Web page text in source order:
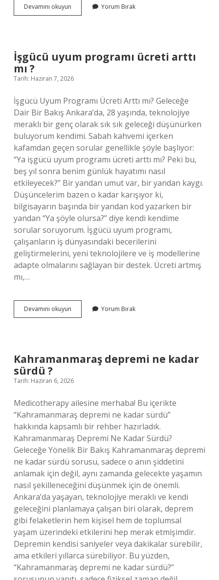
Devamını okuyun Dünyada
kadınlara
ilk
verdi
Yorum Bırak
İşgücü uyum programı ücreti arttı
mı ?
Tarih: Haziran 7, 2026
İşgücü Uyum Programı Ücreti Arttı mı? Geleceğe
Dair Bir Bakış Ankara’da, 28 yaşında, teknolojiye
meraklı bir genç olarak sık sık geleceği düşünürken
buluyorum kendimi. Sabah kahvemi içerken
kafamdan geçen sorular genellikle şöyle başlıyor:
“Ya işgücü uyum programı ücreti arttı mı? Peki bu,
beş yıl sonra benim günlük hayatımı nasıl
etkileyecek?” Bir yandan umut var, bir yandan kaygı.
Düşüncelerim bazen o kadar karışıyor ki,
bilgisayarın başında bir yandan kod yazarken bir
yandan “Ya şöyle olursa?” diye kendi kendime
sorular soruyorum. İşgücü uyum programı,
çalışanların iş dünyasındaki becerilerini
geliştirmelerini, yeni teknolojilere ve iş modellerine
adapte olmalarını sağlayan bir destek. Ücreti artmış
mı,…
Devamını okuyun
uyum
?
Yorum Bırak
Kahramanmaraş depremi ne kadar
sürdü ?
Tarih: Haziran 6, 2026
Medicotherapy ailesine merhaba! Bu içerikte
“Kahramanmaraş depremi ne kadar sürdü”
hakkında kapsamlı bir rehber hazırladık.
Kahramanmaraş Depremi Ne Kadar Sürdü?
Geleceğe Yönelik Bir Bakış Kahramanmaraş depremi
ne kadar sürdü sorusu, sadece o anın şiddetini
anlamak için değil, aynı zamanda gelecekte yaşamın
nasıl şekilleneceğini düşünmek için de önemli.
Ankara’da yaşayan, teknolojiye meraklı ve kendi
geleceğini planlamaya çalışan biri olarak, deprem
gibi felaketlerin hem kişisel hem de toplumsal
yaşam üzerindeki etkilerini hep merak etmişimdir.
Depremin kendisi saniyeler veya dakikalar sürebilir,
ama etkileri yıllarca sürebiliyor. Bu yüzden,
“Kahramanmaraş depremi ne kadar sürdü?”